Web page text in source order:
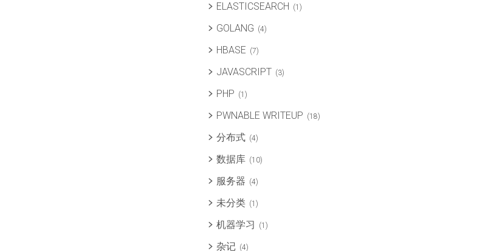
ELASTICSEARCH (1)
GOLANG (4)
HBASE (7)
JAVASCRIPT (3)
PHP (1)
PWNABLE WRITEUP (18)
分布式 (4)
数据库 (10)
服务器 (4)
未分类 (1)
机器学习 (1)
杂记 (4)